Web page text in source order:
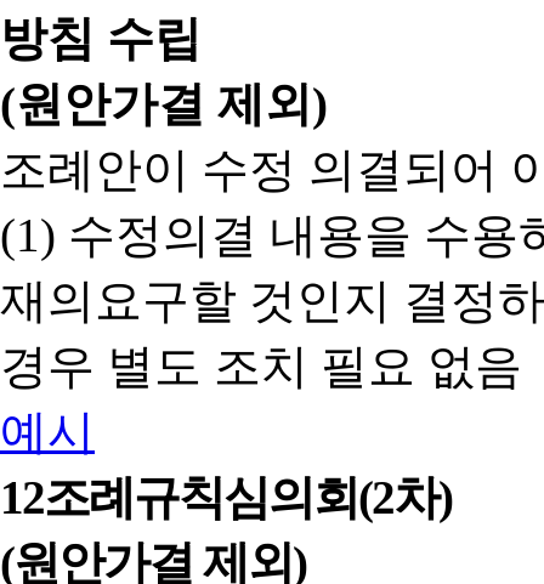
방침 수립
(원안가결 제외)
조례안이 수정 의결되어
(1) 수정의결 내용을 수용
재의요구할 것인지 결정
경우 별도 조치 필요 없음
예시
12조례규칙심의회(2차)
(원안가결 제외)